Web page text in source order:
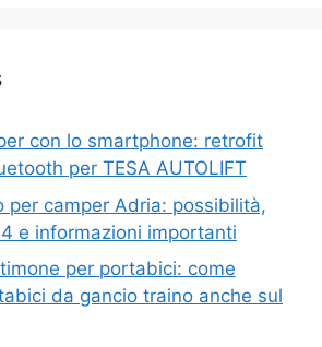
con lo smartphone: retrofit
per TESA AUTOLIFT
per camper Adria: possibilità,
e informazioni importanti
per portabici: come
da gancio traino anche sul